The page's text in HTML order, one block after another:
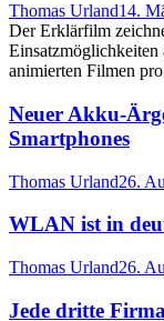
Thomas Urland14.
Der Erklärfilm
animierten Filmen
Neuer Akku-
Smartphones
Thomas Urland26.
WLAN ist in
Thomas Urland26.
Jede dritte